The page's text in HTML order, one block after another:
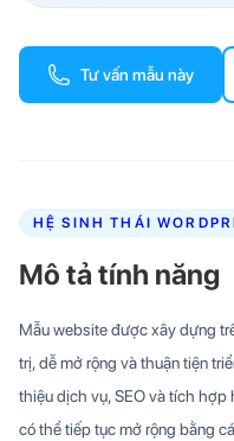
Tư vấn mẫu này
HỆ SINH THÁI
Mô tả tính năng
Mẫu website được xây dựng
trị, dễ mở rộng và thuận tiện
thiệu dịch vụ, SEO và tích hợp
có thể tiếp tục mở rộng bằng